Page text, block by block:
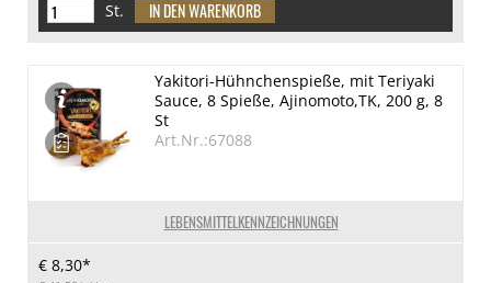
St.
LEBENSMITTELKENNZEICHNUNGEN
Yakitori-Hühnchenspieße, mit Teriyaki
Sauce, 8 Spieße, Ajinomoto,TK, 200 g, 8
St
Art.Nr.:67088
€ 8,30*